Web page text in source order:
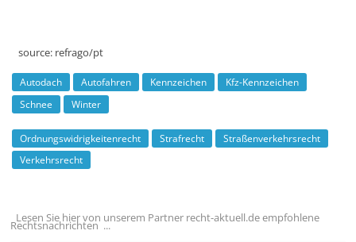
source: refrago/pt
Autodach Autofahren Kennzeichen
Kfz-Kennzeichen
Schnee
Winter
Ordnungswidrigkeitenrecht Strafrecht
Straßenverkehrsrecht
Verkehrsrecht
Lesen Sie hier von unserem Partner recht-aktuell.de empfohlene
Rechtsnachrichten ...